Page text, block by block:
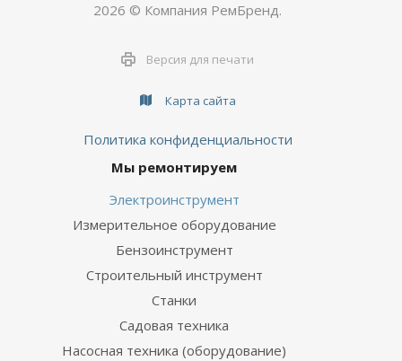
2026 © Компания РемБренд.
Версия для печати
Карта сайта
Политика конфиденциальности
Мы ремонтируем
Электроинструмент
Измерительное оборудование
Бензоинструмент
Строительный инструмент
Станки
Садовая техника
Насосная техника (оборудование)